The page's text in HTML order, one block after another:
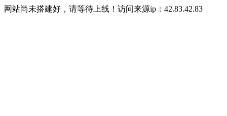
网站尚未搭建好，请等待上线！访问来源ip：42.83.42.83